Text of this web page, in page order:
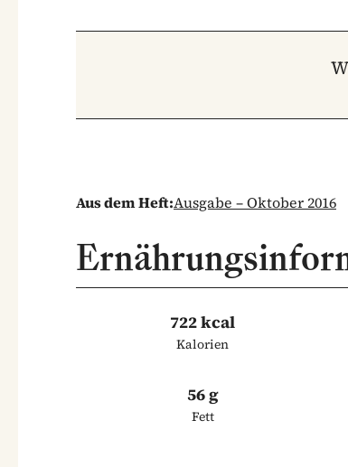
Aus dem Heft:Ausgabe – Oktober 2016
722 kcal
Kalorien
56 g
Fett